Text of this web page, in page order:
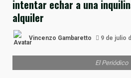
intentar echar a una
alquiler
Vincenzo Gambaretto 9 de julio
El Periódico